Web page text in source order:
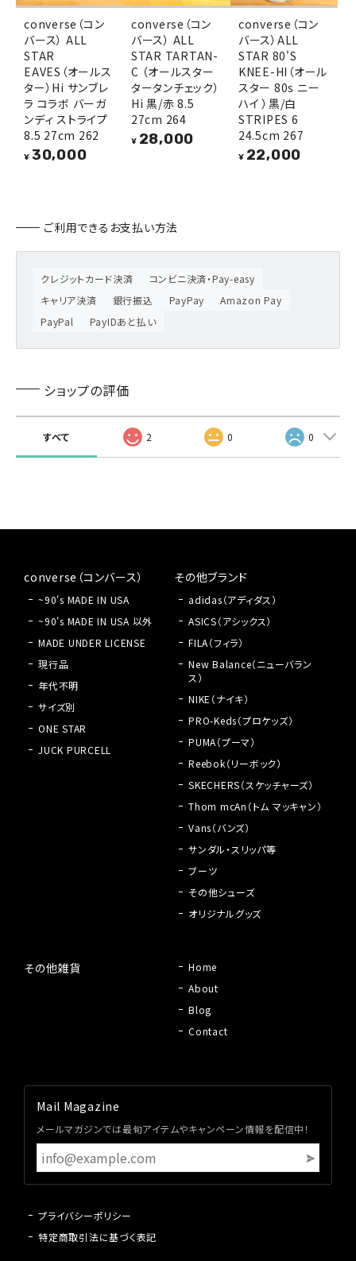
converse（コンバース）
~90's MADE IN USA
~90's MADE IN USA 以外
MADE UNDER LICENSE
現行品
年代不明
サイズ別
ONE STAR
JUCK PURCELL
その他ブランド
adidas（アディダス）
ASICS（アシックス）
FILA（フィラ）
New Balance（ニューバラン
ス）
NIKE（ナイキ）
PRO-Keds（プロケッズ）
PUMA（プーマ）
Reebok（リーボック）
SKECHERS（スケッチャーズ）
Thom mcAn（トム マッキャン）
Vans（バンズ）
サンダル・スリッパ等
ブーツ
その他シューズ
オリジナルグッズ
その他雑貨
Home
About
Blog
Contact
Mail Magazine
メールマガジンでは最旬アイテムやキャンペーン情報を配信中！
プライバシーポリシー
特定商取引法に基づく表記
converse（コン
バース） ALL
STAR
EAVES（オールス
ター）Hi サンブレ
ラ コラボ バーガ
ンディ ストライプ
8.5 27cm 262
¥ 30,000
converse（コン
バース） ALL
STAR TARTAN-
C （オールスター
タータンチェック）
Hi 黒/赤 8.5
27cm 264
¥ 28,000
converse（コン
バース）ALL
STAR 80'S
KNEE-HI（オール
スター 80s ニー
ハイ ）黒/白
STRIPES 6
24.5cm 267
¥ 22,000
ご利用できるお支払い方法
クレジットカード決済
コンビニ決済・Pay-easy
キャリア決済
銀行振込 PayPay
Amazon Pay
PayPal
PayIDあと払い
ショップの評価
すべて 2 0 0